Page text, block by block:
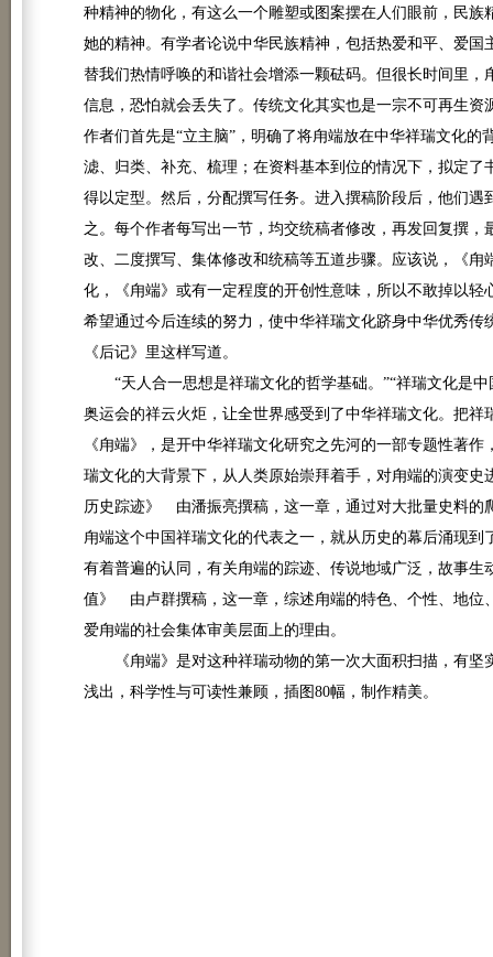
种精神的物化，有这么一个雕塑或图案摆在人们眼前，民
她的精神。有学者论说中华民族精神，包括热爱和平、爱
替我们热情呼唤的和谐社会增添一颗砝码。但很长时间里
信息，恐怕就会丢失了。传统文化其实也是一宗不可再生
作者们首先是“立主脑”，明确了将甪端放在中华祥瑞文化
滤、归类、补充、梳理；在资料基本到位的情况下，拟定
得以定型。然后，分配撰写任务。进入撰稿阶段后，他们
之。每个作者每写出一节，均交统稿者修改，再发回复撰
改、二度撰写、集体修改和统稿等五道步骤。应该说，《
化，《甪端》或有一定程度的开创性意味，所以不敢掉以
希望通过今后连续的努力，使中华祥瑞文化跻身中华优秀
《后记》里这样写道。
“天人合一思想是祥瑞文化的哲学基础。”“祥瑞文化是中
奥运会的祥云火炬，让全世界感受到了中华祥瑞文化。把
《甪端》，是开中华祥瑞文化研究之先河的一部专题性著
瑞文化的大背景下，从人类原始崇拜着手，对甪端的演变
历史踪迹》 由潘振亮撰稿，这一章，通过对大批量史料的
甪端这个中国祥瑞文化的代表之一，就从历史的幕后涌现
有着普遍的认同，有关甪端的踪迹、传说地域广泛，故事
值》 由卢群撰稿，这一章，综述甪端的特色、个性、地位
爱甪端的社会集体审美层面上的理由。
《甪端》是对这种祥瑞动物的第一次大面积扫描，有坚
浅出，科学性与可读性兼顾，插图80幅，制作精美。